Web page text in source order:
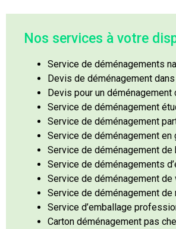
Nos services à votre
Service de déménagements
Devis de déménagement
Devis pour un déménagement
Service de déménagement
Service de déménagement
Service de déménagement en
Service de déménagement de
Service de déménagements
Service de déménagement de
Service de déménagement de
Service d’emballage
Carton déménagement pas